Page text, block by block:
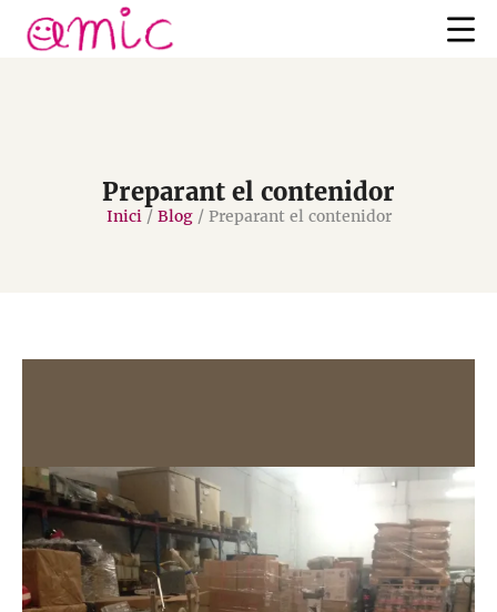
Preparant el contenidor
Inici/ Blog/ Preparant el contenidor